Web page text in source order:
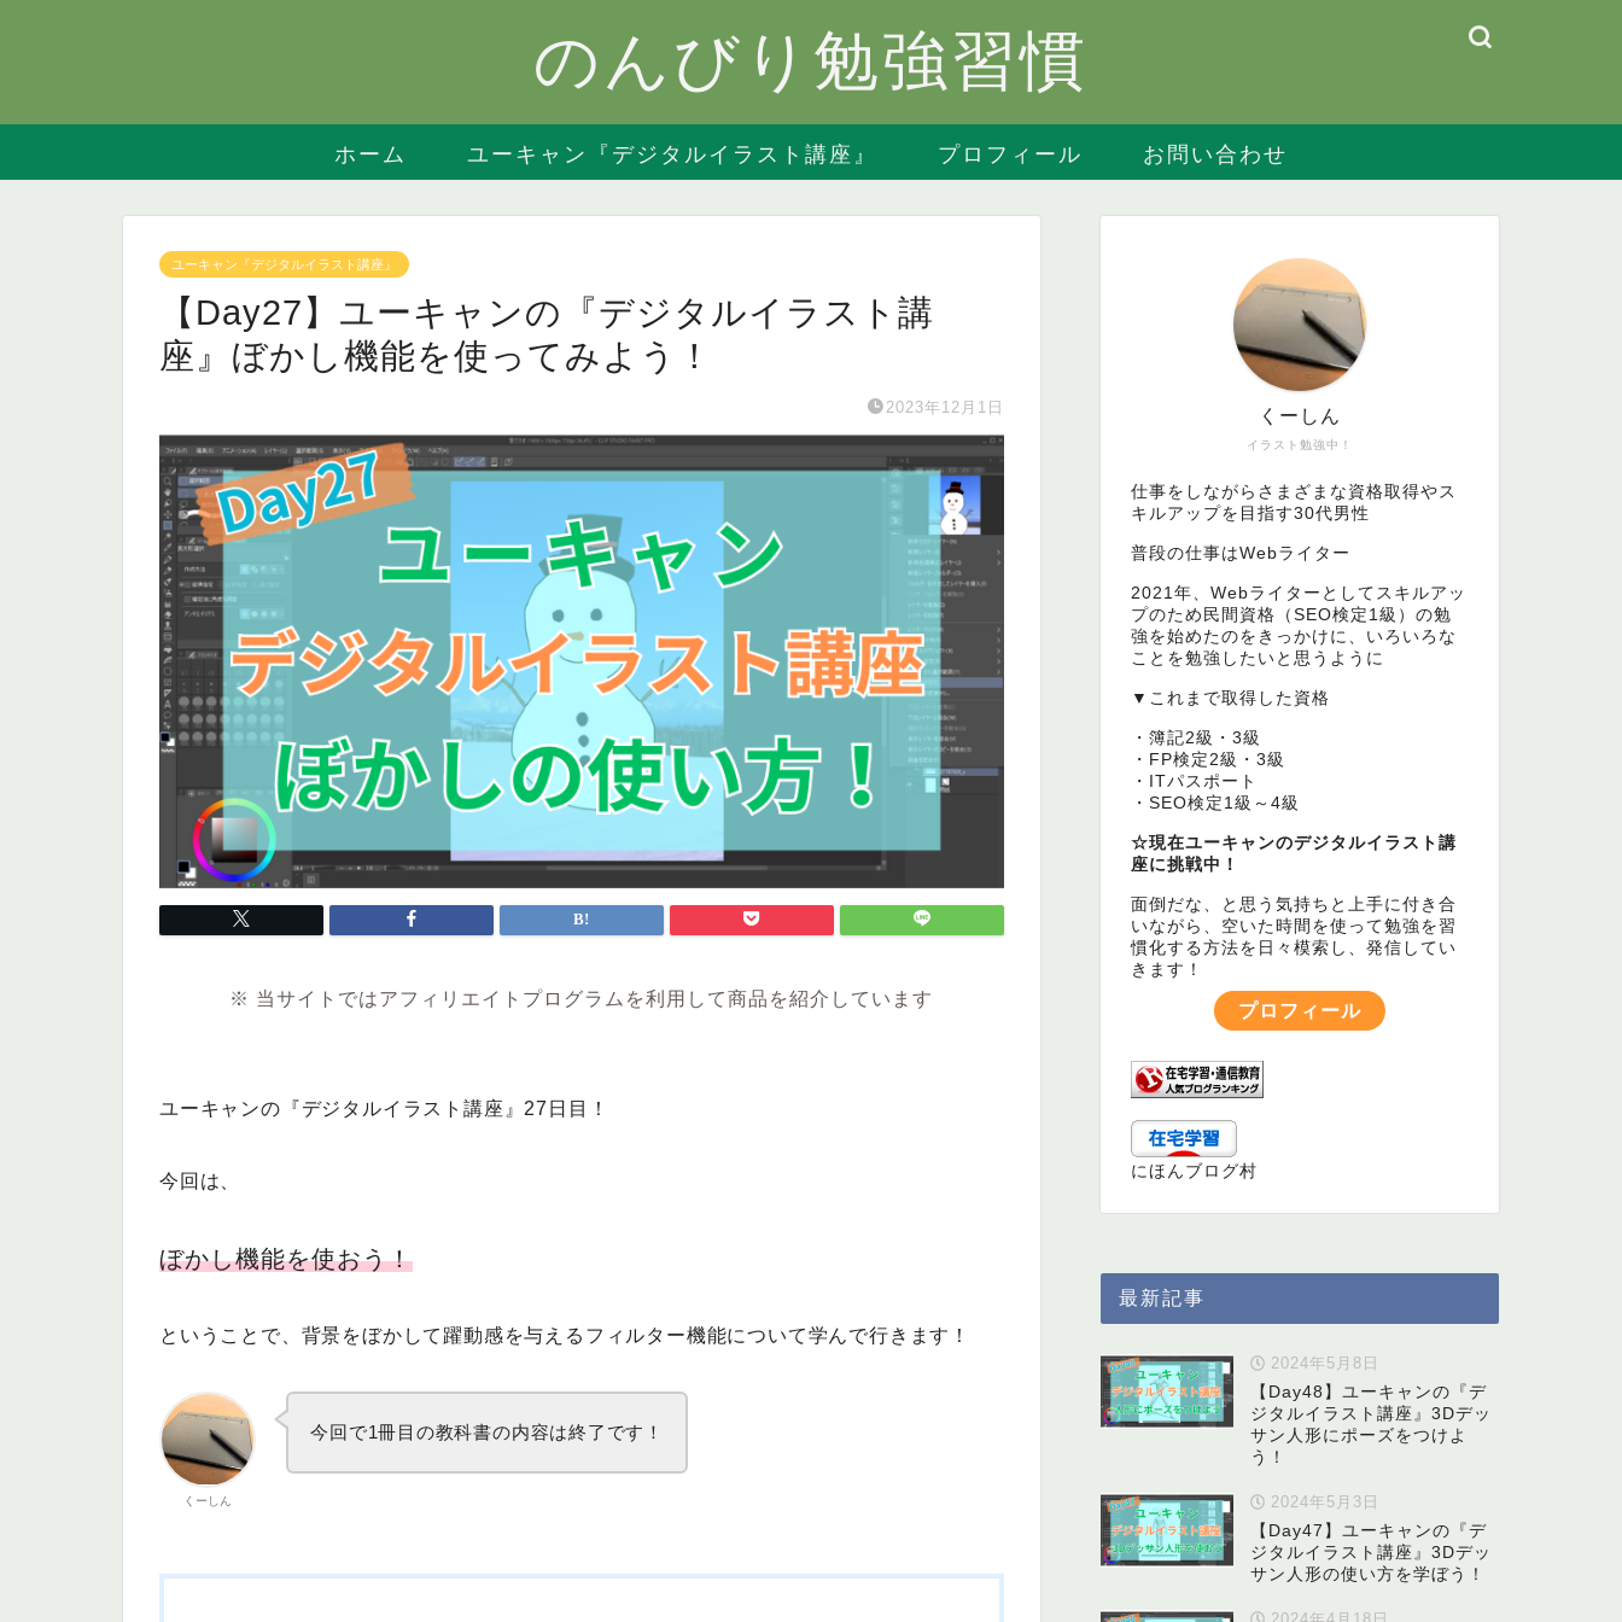
のんびり勉強習慣
ホーム ユーキャン『デジタルイラスト講座』 プロフィール お問い合わせ
ユーキャン『デジタルイラスト講座』
【Day27】ユーキャンの『デジタルイラスト講
座』ぼかし機能を使ってみよう！
2023年12月1日
※ 当サイトではアフィリエイトプログラムを利用して商品を紹介しています
ユーキャンの『デジタルイラスト講座』27日目！
今回は、
ぼかし機能を使おう！
ということで、背景をぼかして躍動感を与えるフィルター機能について学んで行きます！
くーしん
今回で1冊目の教科書の内容は終了です！
イラスト勉強中！
くーしん
仕事をしながらさまざまな資格取得やス
キルアップを目指す30代男性
普段の仕事はWebライター
2021年、Webライターとしてスキルアッ
プのため民間資格（SEO検定1級）の勉
強を始めたのをきっかけに、いろいろな
ことを勉強したいと思うように
▼これまで取得した資格
・簿記2級・3級
・FP検定2級・3級
・ITパスポート
・SEO検定1級～4級
☆現在ユーキャンのデジタルイラスト講
座に挑戦中！
面倒だな、と思う気持ちと上手に付き合
いながら、空いた時間を使って勉強を習
慣化する方法を日々模索し、発信してい
きます！
プロフィール
にほんブログ村
最新記事
2024年5月8日
【Day48】ユーキャンの『デ
ジタルイラスト講座』3Dデッ
サン人形にポーズをつけよ
う！
2024年5月3日
【Day47】ユーキャンの『デ
ジタルイラスト講座』3Dデッ
サン人形の使い方を学ぼう！